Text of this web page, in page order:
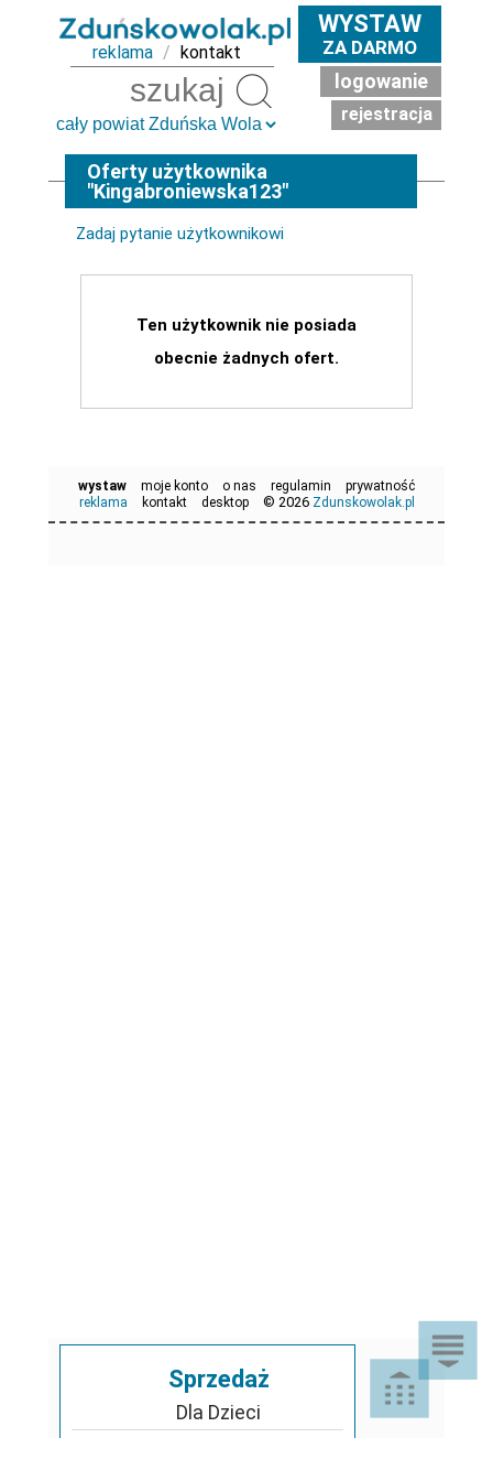
reklama / kontakt
WYSTAW
ZA DARMO
logowanie
rejestracja
Oferty użytkownika
"Kingabroniewska123"
Zadaj pytanie użytkownikowi
Ten użytkownik nie posiada
obecnie żadnych ofert.
wystaw moje konto o nas regulamin
prywatność
reklama
kontakt desktop © 2026 Zdunskowolak.pl
Sprzedaż
Dla Dzieci